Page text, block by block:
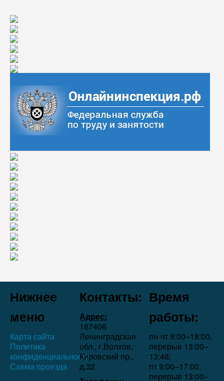
Нижнее
меню
Карта сайта
Политика
конфиденциальности
Схема проезда
Контакты:
Адрес:
187406
Ленинградская
обл., г.Волхов,
Кировский пр.,
д.32.
Время
работы:
пн-чт 9:00–18:00,
перерыв 13:00–
13:48;
пт 9:00–17:00,
перерыв 13:00–